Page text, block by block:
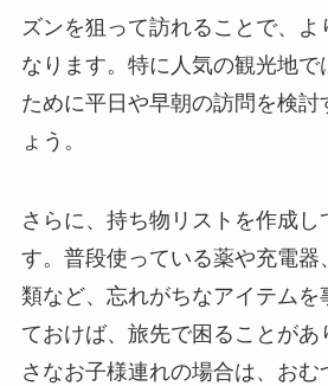
ズンを狙って訪れることで、よ
なります。特に人気の観光地で
ために平日や早朝の訪問を検討
ょう。
さらに、持ち物リストを作成し
す。普段使っている薬や充電器
類など、忘れがちなアイテムを
ておけば、旅先で困ることがあ
さなお子様連れの場合は、お